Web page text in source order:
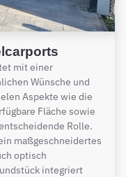
mit einer
Wünsche und
Aspekte wie die
Fläche sowie
Rolle.
maßgeschneidertes
optisch
integriert